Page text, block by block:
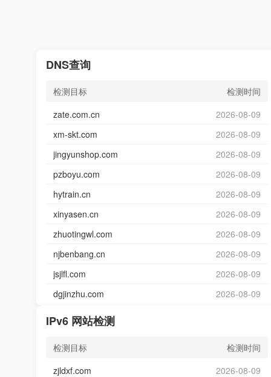
DNS查询
检测目标
检测时间
zate.com.cn
2026-08-09
xm-skt.com
2026-08-09
jingyunshop.com
2026-08-09
pzboyu.com
2026-08-09
hytrain.cn
2026-08-09
xinyasen.cn
2026-08-09
zhuotingwl.com
2026-08-09
njbenbang.cn
2026-08-09
jsjlfl.com
2026-08-09
dgjinzhu.com
2026-08-09
IPv6 网站检测
检测目标
检测时间
zjldxf.com
2026-08-09